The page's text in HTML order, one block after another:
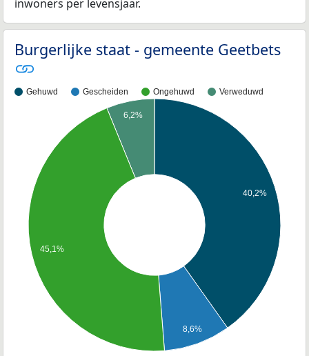
inwoners per levensjaar.
Burgerlijke staat - gemeente Geetbets
Gehuwd Gescheiden Ongehuwd Verweduwd
40,2%
8,6%
6,2%
45,1%